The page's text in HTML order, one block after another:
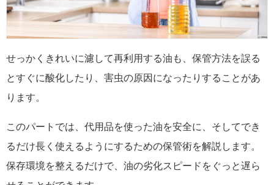
せっかくきれいに濾して再利用する油も、保管方法を誤る
とすぐに酸化したり、害虫の原因になったりすることがあ
ります。
このパートでは、代用品を使った油を安全に、そしてでき
るだけ長く使えるようにするための保管術を解説します。
保存環境を整えるだけで、油の劣化スピードをぐっと遅ら